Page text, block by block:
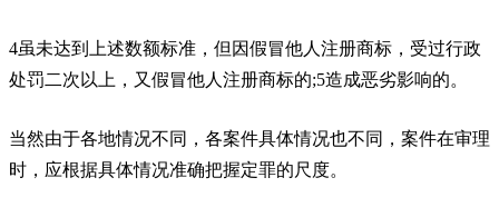
4虽未达到上述数额标准，但因假冒他人注册商标，受过行政
处罚二次以上，又假冒他人注册商标的;5造成恶劣影响的。
当然由于各地情况不同，各案件具体情况也不同，案件在审理
时，应根据具体情况准确把握定罪的尺度。